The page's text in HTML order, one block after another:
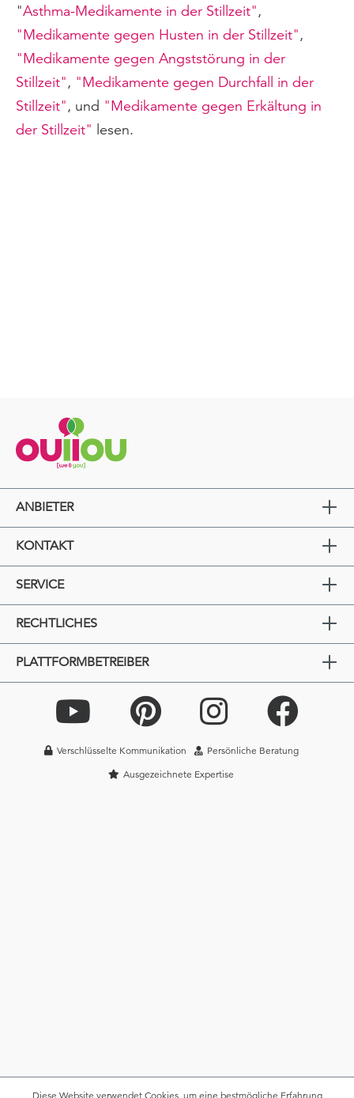
"Asthma-Medikamente in der Stillzeit",
"Medikamente gegen Husten in der Stillzeit",
"Medikamente gegen Angststörung in der
Stillzeit", "Medikamente gegen Durchfall in der
Stillzeit", und "Medikamente gegen Erkältung in
der Stillzeit" lesen.
ANBIETER
KONTAKT
SERVICE
RECHTLICHES
PLATTFORMBETREIBER
Verschlüsselte Kommunikation
Persönliche Beratung
Ausgezeichnete Expertise
Diese Website verwendet Cookies, um eine bestmögliche Erfahrung